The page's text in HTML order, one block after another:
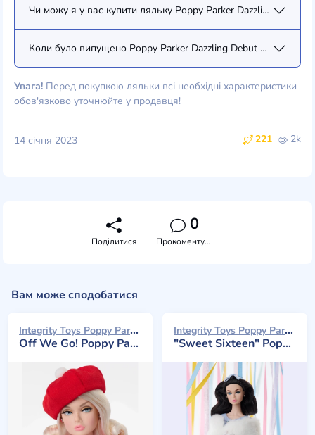
Чи можу я у вас купити ляльку Poppy Parker Dazzling Debut
Коли було випущено Poppy Parker Dazzling Debut Poppy
Увага! Перед покупкою ляльки всі необхідні характеристики
обов'язково уточнюйте у продавця!
221 2k
14 січня 2023
Поділитися
0
Прокоментувати
Вам може сподобатися
Integrity Toys Poppy Parker 2026
Off We Go! Poppy Parker
Integrity Toys Poppy Parker 2026
"Sweet Sixteen" Poppy Parker